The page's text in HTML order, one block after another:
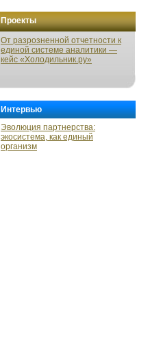
Проекты
От разрозненной отчетности к
единой системе аналитики —
кейс «Холодильник.ру»
Интервью
Эволюция партнерства:
экосистема, как единый
организм